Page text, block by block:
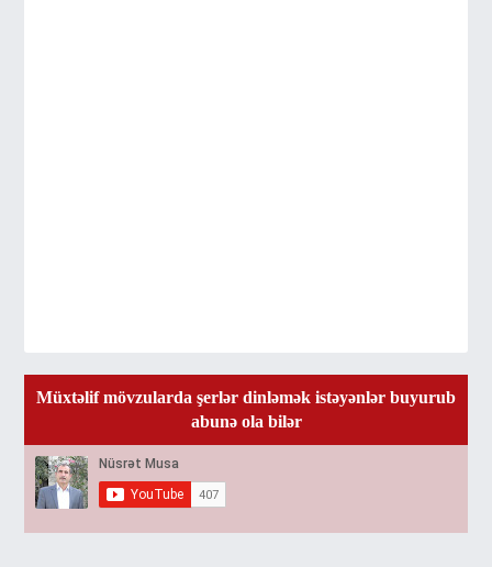
Müxtəlif mövzularda şerlər dinləmək istəyənlər buyurub
abunə ola bilər